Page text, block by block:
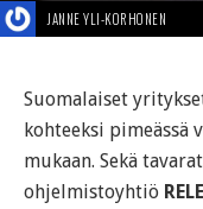
JANNE YLI-KORHONEN
Suomalaiset
kohteeksi pimeässä
mukaan. Sekä
ohjelmistoyhtiö